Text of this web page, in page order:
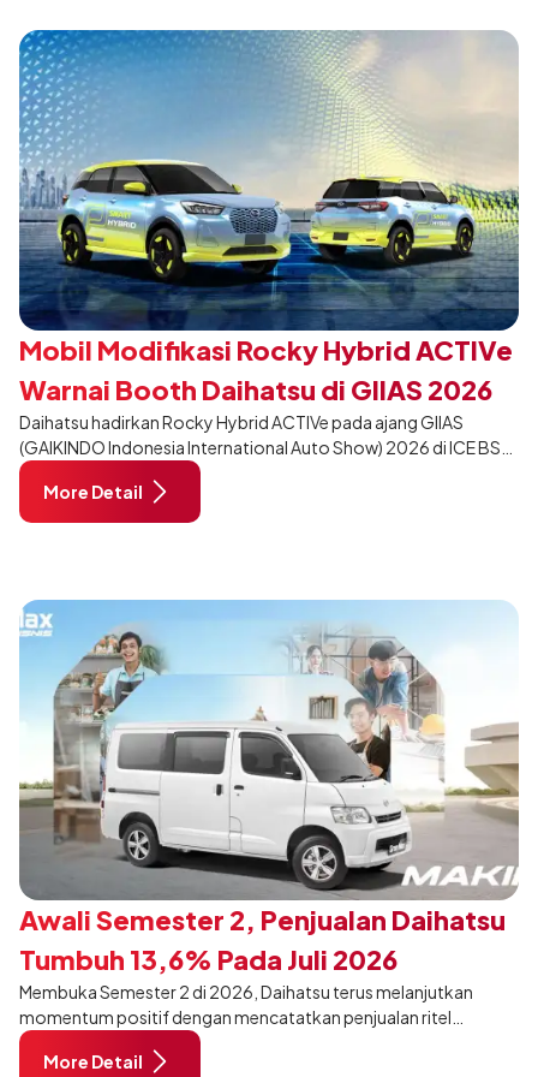
menjadi ciri khas Terios.
Mobil Modifikasi Rocky Hybrid ACTIVe
Warnai Booth Daihatsu di GIIAS 2026
Daihatsu hadirkan Rocky Hybrid ACTIVe pada ajang GIIAS
(GAIKINDO Indonesia International Auto Show) 2026 di ICE BSD
City, Tangerang. Terdapat 2 unit Rocky Hybrid yang
dimodifikasi untuk menghadirkan sarana inspirasi bagi
pengunjung mendukung gaya hidup yang aktif.
More Detail
Awali Semester 2, Penjualan Daihatsu
Tumbuh 13,6% Pada Juli 2026
Membuka Semester 2 di 2026, Daihatsu terus melanjutkan
momentum positif dengan mencatatkan penjualan ritel
sebanyak 12.750 unit pada Juli 2026. Capaian tersebut tumbuh
13,6% dibandingkan periode yang sama tahun lalu sebanyak
More Detail